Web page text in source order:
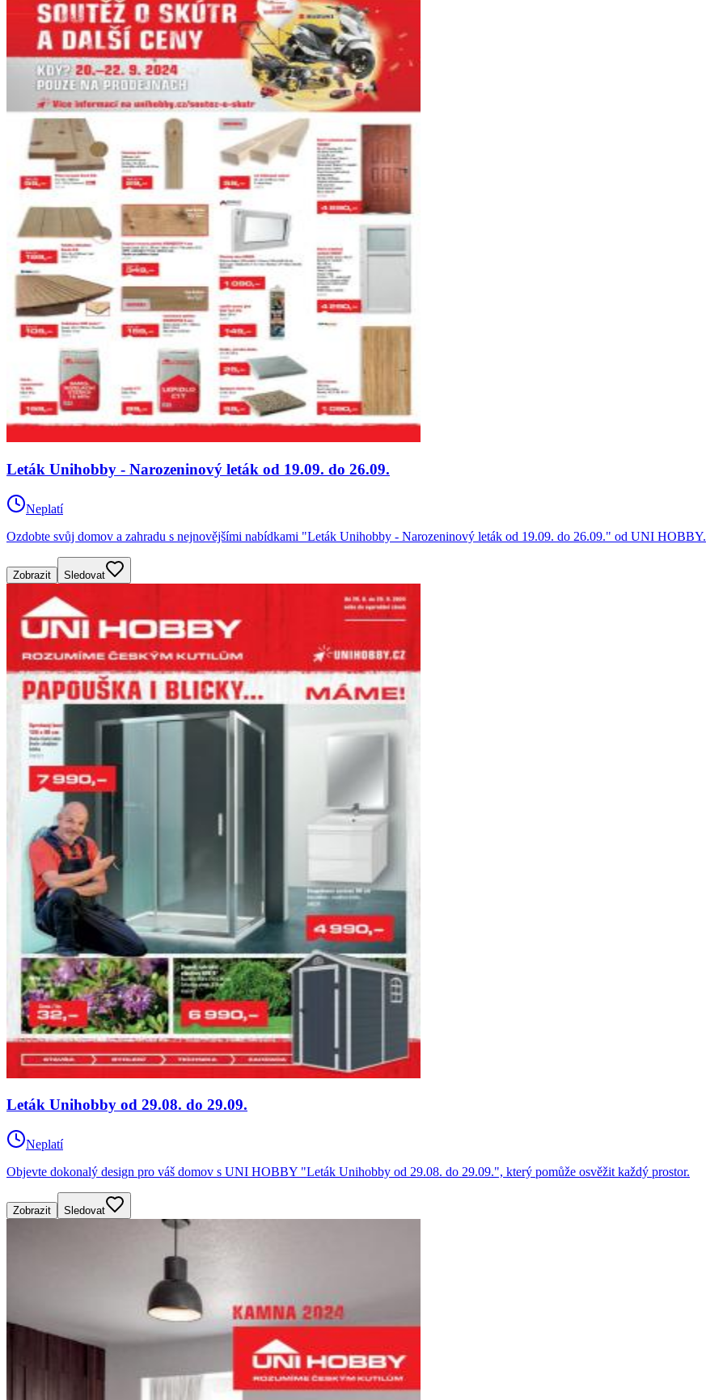
Leták Unihobby - Narozeninový leták od 19.09. do 26.09.
Neplatí
Ozdobte svůj domov a zahradu s nejnovějšími nabídkami "Leták Unihobby - Narozeninový leták od 19.09. do 26.09." od UNI HOBBY.
Zobrazit Sledovat
Leták Unihobby od 29.08. do 29.09.
Neplatí
Objevte dokonalý design pro váš domov s UNI HOBBY "Leták Unihobby od 29.08. do 29.09.", který pomůže osvěžit každý prostor.
Zobrazit Sledovat